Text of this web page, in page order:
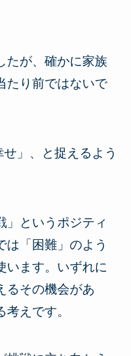
たが、確かに家族
たり前ではないで
」、と捉えるよう
」というポジティ
は「困難」のよう
います。いずれに
るその機会があ
えです。